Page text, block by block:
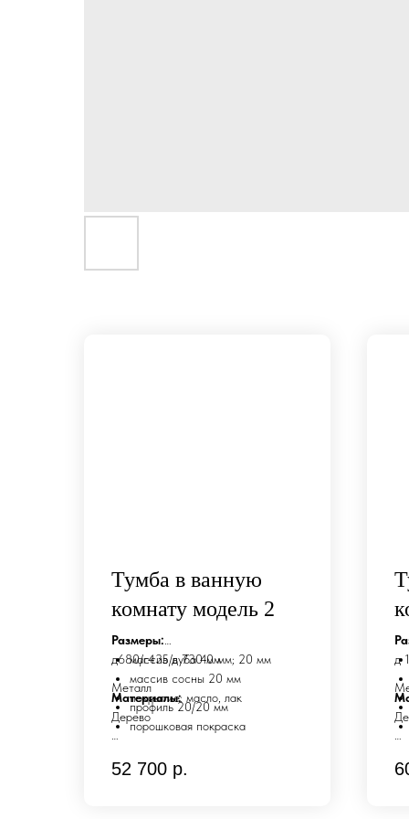
Тумба в ванную
комнату модель 2
Размеры:
д680/г435/в 730 мм
Материалы:
Дерево
массив дуба 40 мм; 20 мм
массив сосны 20 мм
покрытие: масло, лак
Металл
профиль 20/20 мм
порошковая покраска
индивидуальным размерам и
52 700 р.
д